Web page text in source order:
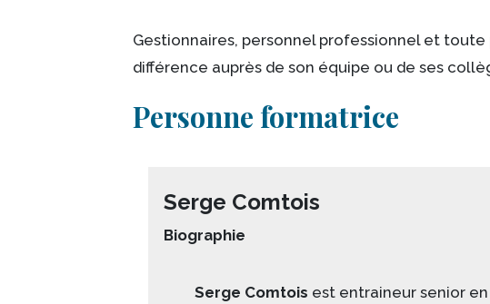
Gestionnaires, personnel professionnel et
différence auprès de son équipe ou de ses
Personne formatrice
Serge Comtois
Biographie
Serge Comtois est entraineur senior en